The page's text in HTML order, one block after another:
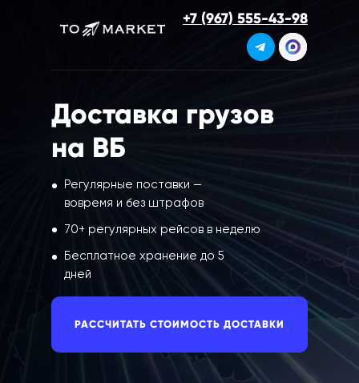
Доставка грузов
на ВБ
РАССЧИТАТЬ СТОИМОСТЬ ДОСТАВКИ
Регулярные поставки —
вовремя и без штрафов
70+ регулярных рейсов в неделю
Бесплатное хранение до 5
дней
+7 (967) 555-43-98